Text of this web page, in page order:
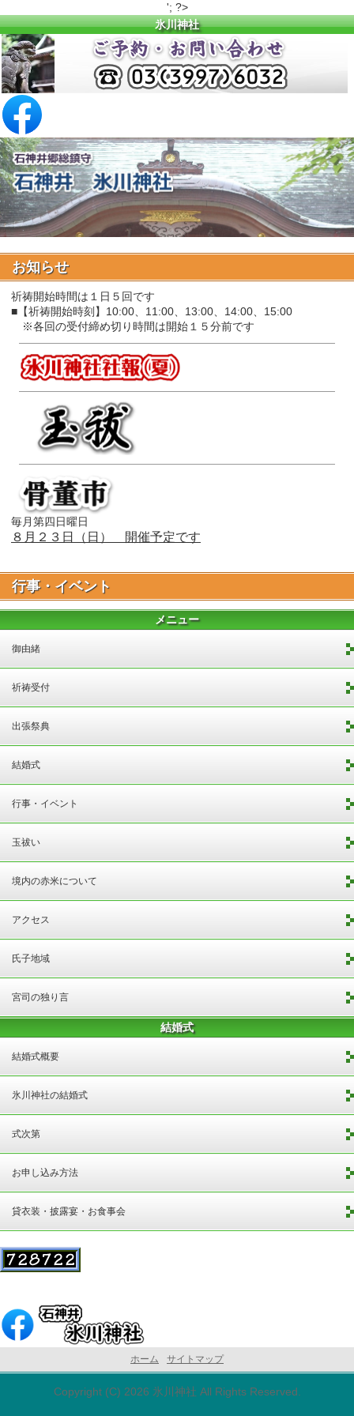
'; ?>
氷川神社
お知らせ
祈祷開始時間は１日５回です
■【祈祷開始時刻】10:00、11:00、13:00、14:00、15:00
※各回の受付締め切り時間は開始１５分前です
毎月第四日曜日
８月２３ 日（日） 開催予定です
行事・イベント
メニュー
御由緒
祈祷受付
出張祭典
結婚式
行事・イベント
玉祓い
境内の赤米について
アクセス
氏子地域
宮司の独り言
結婚式
結婚式概要
氷川神社の結婚式
式次第
お申し込み方法
貸衣装・披露宴・お食事会
ホーム サイトマップ
Copyright (C) 2026 氷川神社 All Rights Reserved.